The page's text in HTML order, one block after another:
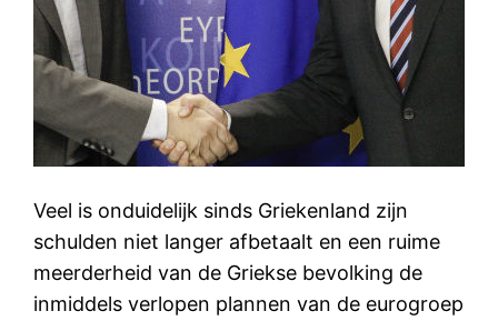
Veel is onduidelijk sinds Griekenland zijn
schulden niet langer afbetaalt en een ruime
meerderheid van de Griekse bevolking de
inmiddels verlopen plannen van de eurogroep